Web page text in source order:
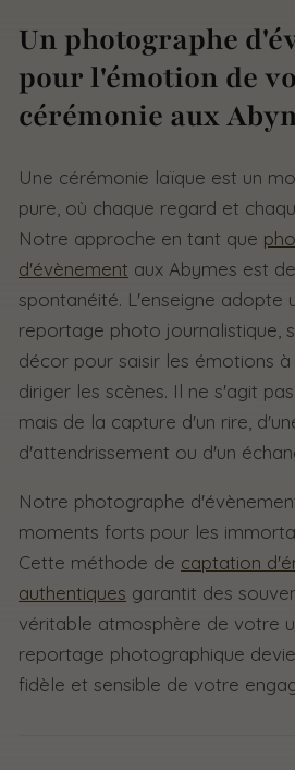
Un photographe
pour l'émotion de
cérémonie aux
Une cérémonie laïque est un
pure, où chaque regard et
Notre approche en tant que
d'évènement aux Abymes est
spontanéité. L'enseigne adopte
reportage photo journalistique,
décor pour saisir les émotions à
diriger les scènes. Il ne s'agit
mais de la capture d'un rire,
d'attendrissement ou d'un
Notre photographe
moments forts pour les
Cette méthode de captation
authentiques garantit des
véritable atmosphère de votre
reportage photographique
fidèle et sensible de votre